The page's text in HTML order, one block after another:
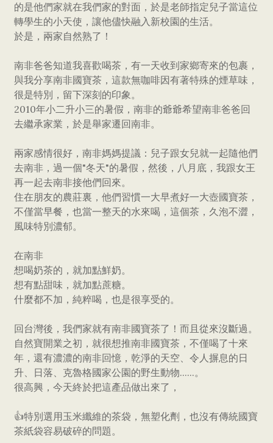
的是他們家就在我們家的對面，於是老師指定兒子當這位
轉學生的小天使，讓他儘快融入新校園的生活。
於是，兩家自然熟了！
南非爸爸知道我喜歡喝茶，有一天收到家鄉寄來的包裹，
與我分享南非國寶茶，這款無咖啡因有著特殊的煙草味，
很是特別，留下深刻的印象。
2010年小二升小三的暑假，南非的爺爺希望南非爸爸回
去繼承家業，於是舉家遷回南非。
兩家感情很好，南非媽媽提議：兒子跟女兒就一起隨他們
去南非，過一個"冬天"的暑假，然後，八月底，我跟女王
再一起去南非接他們回來。
住在朋友的農莊裏，他們習慣一大早煮好一大壺國寶茶，
不僅當早餐，也當一整天的水來喝，這個茶，久泡不澀，
風味特別濃郁。
在南非
想喝奶茶的，就加點鮮奶。
想有點甜味，就加點蔗糖。
什麼都不加，純粹喝，也是很享受的。
回台灣後，我們家就有南非國寶茶了！而且從來沒斷過。
自然寶開業之初，就很想推南非國寶茶，不僅喝了十來
年，還有濃濃的南非回憶，乾淨的天空、令人摒息的日
升、日落、克魯格國家公園的野生動物......。
很高興，今天終於把這產品做出來了，
👍特別選用玉米纖維的茶袋，無塑化劑，也沒有傳統國寶
茶紙袋容易破碎的問題。